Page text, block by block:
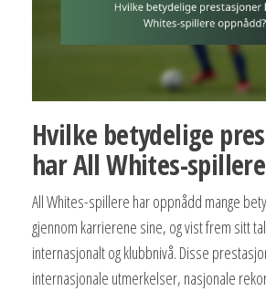
Hvilke betydelige
har All Whites-
All Whites-spillere har oppnådd mange
gjennom karrierene sine, og vist frem sitt
internasjonalt og klubbnivå. Disse
internasjonale utmerkelser, nasjonale